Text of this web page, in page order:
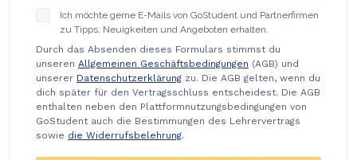
Ich möchte gerne E-Mails von GoStudent und Partnerfirmen
zu Tipps, Neuigkeiten und Angeboten erhalten.
Durch das Absenden dieses Formulars stimmst du
unseren Allgemeinen Geschäftsbedingungen (AGB) und
unserer Datenschutzerklärung zu. Die AGB gelten, wenn du
dich später für den Vertragsschluss entscheidest. Die AGB
enthalten neben den Plattformnutzungsbedingungen von
GoStudent auch die Bestimmungen des Lehrervertrags
sowie die Widerrufsbelehrung.